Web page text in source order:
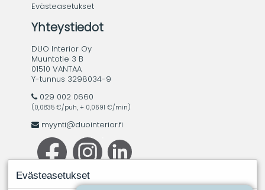
Evästeasetukset
Yhteystiedot
DUO Interior Oy
Muuntotie 3 B
01510 VANTAA
Y-tunnus 3298034-9
029 002 0660
(0,0835 €/puh, + 0,0691 €/min)
myynti@duointerior.fi
Evästeasetukset